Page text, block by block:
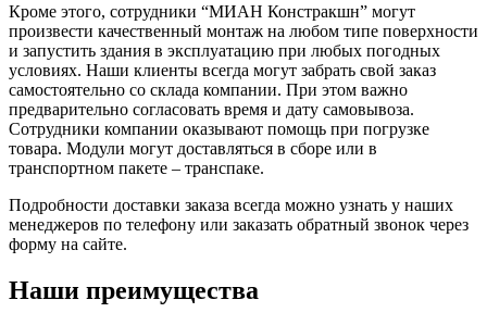
Кроме этого, сотрудники “МИАН Констракшн” могут
произвести качественный монтаж на любом типе поверхности
и запустить здания в эксплуатацию при любых погодных
условиях. Наши клиенты всегда могут забрать свой заказ
самостоятельно со склада компании. При этом важно
предварительно согласовать время и дату самовывоза.
Сотрудники компании оказывают помощь при погрузке
товара. Модули могут доставляться в сборе или в
транспортном пакете – транспаке.
Подробности доставки заказа всегда можно узнать у наших
менеджеров по телефону или заказать обратный звонок через
форму на сайте.
Наши преимущества